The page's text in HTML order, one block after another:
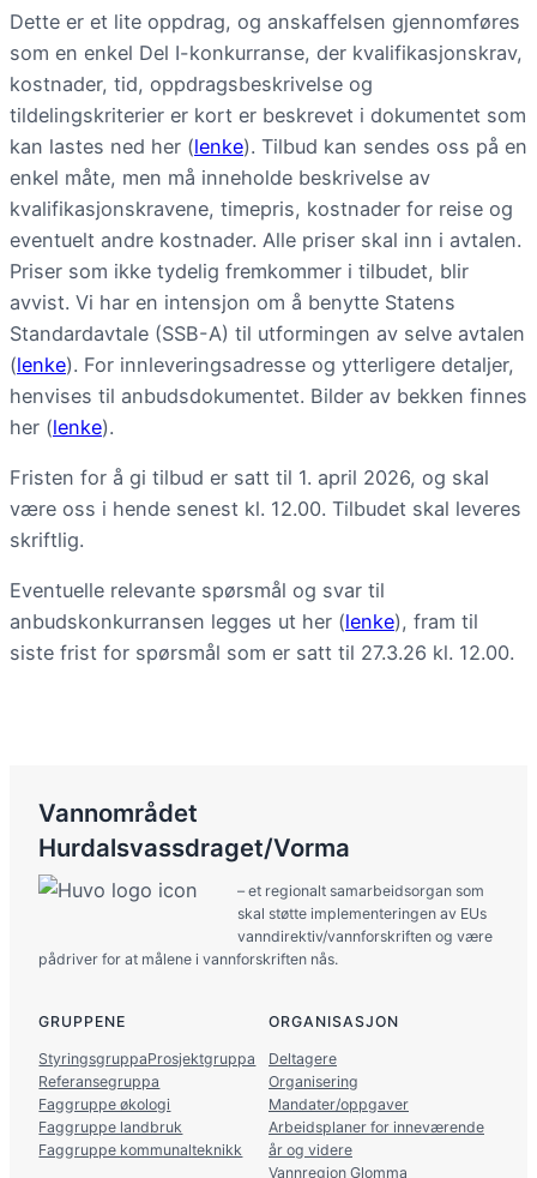
Dette er et lite oppdrag, og anskaffelsen gjennomføres
som en enkel Del I-konkurranse, der kvalifikasjonskrav,
kostnader, tid, oppdragsbeskrivelse og
tildelingskriterier er kort er beskrevet i dokumentet som
kan lastes ned her (lenke). Tilbud kan sendes oss på en
enkel måte, men må inneholde beskrivelse av
kvalifikasjonskravene, timepris, kostnader for reise og
eventuelt andre kostnader. Alle priser skal inn i avtalen.
Priser som ikke tydelig fremkommer i tilbudet, blir
avvist. Vi har en intensjon om å benytte Statens
Standardavtale (SSB-A) til utformingen av selve avtalen
(lenke). For innleveringsadresse og ytterligere detaljer,
henvises til anbudsdokumentet. Bilder av bekken finnes
her (lenke).
Fristen for å gi tilbud er satt til 1. april 2026, og skal
være oss i hende senest kl. 12.00. Tilbudet skal leveres
skriftlig.
Eventuelle relevante spørsmål og svar til
anbudskonkurransen legges ut her (lenke), fram til
siste frist for spørsmål som er satt til 27.3.26 kl. 12.00.
Vannområdet
Hurdalsvassdraget/Vorma
– et regionalt samarbeidsorgan som
skal støtte implementeringen av EUs
vanndirektiv/vannforskriften og være
pådriver for at målene i vannforskriften nås.
GRUPPENE
StyringsgruppaProsjektgruppa
Referansegruppa
Faggruppe økologi
Faggruppe landbruk
Faggruppe kommunalteknikk
ORGANISASJON
Deltagere
Organisering
Mandater/oppgaver
Arbeidsplaner for inneværende
år og videre
Vannregion Glomma